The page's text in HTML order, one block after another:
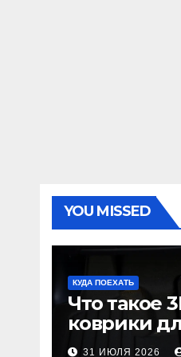
YOU MISSED
КУДА ПОЕХАТЬ
Что такое
коврики
31 ИЮЛЯ 2026